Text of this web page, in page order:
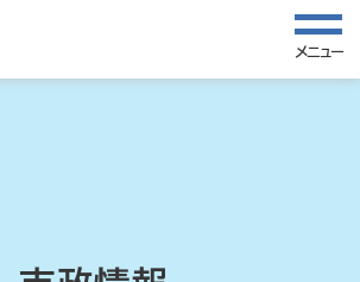
メニュー